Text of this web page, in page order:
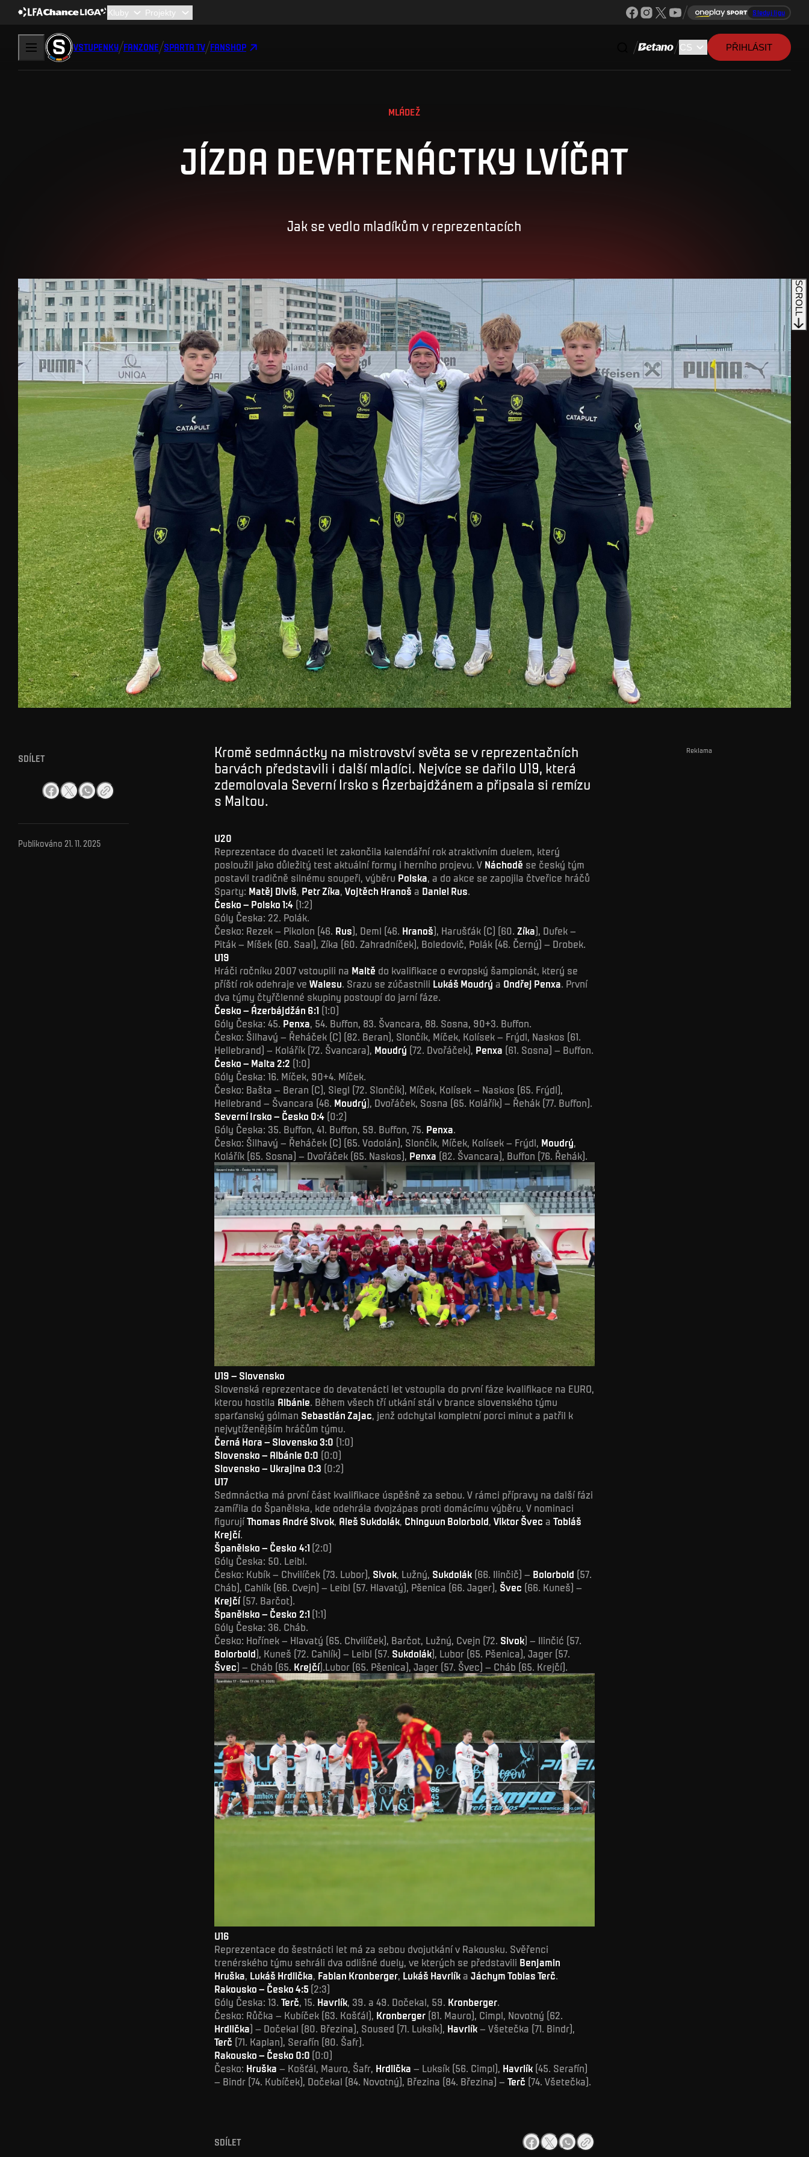
Sleduj ligu
VSTUPENKY FANZONE SPARTA TV FANSHOP PŘIHLÁSIT
MLÁDEŽ
JÍZDA DEVATENÁCTKY LVÍČAT
Jak se vedlo mladíkům v reprezentacích
SCROLL
SDÍLET
Publikováno 21. 11. 2025
Kromě sedmnáctky na mistrovství světa se v reprezentačních
barvách představili i další mladíci. Nejvíce se dařilo U19, která
zdemolovala Severní Irsko s Ázerbajdžánem a připsala si remízu
s Maltou.
U20
Reprezentace do dvaceti let zakončila kalendářní rok atraktivním duelem, který
posloužil jako důležitý test aktuální formy i herního projevu. V Náchodě se český tým
postavil tradičně silnému soupeři, výběru Polska, a do akce se zapojila čtveřice hráčů
Sparty: Matěj Diviš, Petr Zíka, Vojtěch Hranoš a Daniel Rus.
Česko – Polsko 1:4 (1:2)
Góly Česka: 22. Polák.
Česko: Rezek – Pikolon (46. Rus), Deml (46. Hranoš), Harušťák (C) (60. Zíka), Dufek –
Piták – Míšek (60. Saal), Zíka (60. Zahradníček), Boledovič, Polák (46. Černý) – Drobek.
U19
Hráči ročníku 2007 vstoupili na Maltě do kvalifikace o evropský šampionát, který se
příští rok odehraje ve Walesu. Srazu se zúčastnili Lukáš Moudrý a Ondřej Penxa. První
dva týmy čtyřčlenné skupiny postoupí do jarní fáze.
Česko – Ázerbájdžán 6:1 (1:0)
Góly Česka: 45. Penxa, 54. Buffon, 83. Švancara, 88. Sosna, 90+3. Buffon.
Česko: Šilhavý – Řeháček (C) (82. Beran), Slončík, Míček, Kolísek – Frýdl, Naskos (61.
Hellebrand) – Kolářík (72. Švancara), Moudrý (72. Dvořáček), Penxa (61. Sosna) – Buffon.
Česko – Malta 2:2 (1:0)
Góly Česka: 16. Míček, 90+4. Míček.
Česko: Bašta – Beran (C), Siegl (72. Slončík), Míček, Kolísek – Naskos (65. Frýdl),
Hellebrand – Švancara (46. Moudrý), Dvořáček, Sosna (65. Kolářík) – Řehák (77. Buffon).
Severní Irsko – Česko 0:4 (0:2)
Góly Česka: 35. Buffon, 41. Buffon, 59. Buffon, 75. Penxa.
Česko: Šilhavý – Řeháček (C) (65. Vodolán), Slončík, Míček, Kolísek – Frýdl, Moudrý,
Kolářík (65. Sosna) – Dvořáček (65. Naskos), Penxa (82. Švancara), Buffon (76. Řehák).
U19 – Slovensko
Slovenská reprezentace do devatenácti let vstoupila do první fáze kvalifikace na EURO,
kterou hostila Albánie . Během všech tří utkání stál v brance slovenského týmu
sparťanský gólman Sebastián Zajac , jenž odchytal kompletní porci minut a patřil k
nejvytíženějším hráčům týmu.
Černá Hora – Slovensko 3:0 (1:0)
Slovensko – Albánie 0:0 (0:0)
Slovensko – Ukrajina 0:3 (0:2)
U17
Sedmnáctka má první část kvalifikace úspěšně za sebou. V rámci přípravy na další fázi
zamířila do Španělska, kde odehrála dvojzápas proti domácímu výběru. V nominaci
figurujíThomas André Sivok Aleš Sukdolák Chinguun Bolorbold Viktor Švec a Tobiáš
Krejčí.
Španělsko – Česko 4:1 (2:0)
Góly Česka: 50. Leibl.
Česko: Kubík – Chvilíček (73. Lubor), Sivok , Lužný, Sukdolák (66. Ilinčič) – Bolorbold (57.
Cháb), Cahlík (66. Cvejn) – Leibl (57. Hlavatý), Pšenica (66. Jager), Švec (66. Kuneš) –
Krejčí(57. Barčot).
Španělsko – Česko 2:1 (1:1)
Góly Česka: 36. Cháb.
Česko: Hořínek – Hlavatý (65. Chvilíček), Barčot, Lužný, Cvejn (72. Sivok) – Ilinčić (57.
Bolorbold), Kuneš (72. Cahlík) – Leibl (57. Sukdolák), Lubor (65. Pšenica), Jager (57.
Švec) – Cháb (65. Krejčí).Lubor (65. Pšenica), Jager (57. Švec) – Cháb (65. Krejčí).
U16
Reprezentace do šestnácti let má za sebou dvojutkání v Rakousku. Svěřenci
trenérského týmu sehráli dva odlišné duely, ve kterých se představili Benjamin
Hruška, Lukáš Hrdlička, Fabian Kronberger, Lukáš Havrlík a Jáchym Tobias Terč.
Rakousko – Česko 4:5 (2:3)
Góly Česka: 13. Terč, 15. Havrlík, 39. a 49. Dočekal, 59. Kronberger.
Česko: Růčka – Kubíček (63. Košťál), Kronberger (81. Mauro), Cimpl, Novotný (62.
Hrdlička) – Dočekal (80. Březina), Soused (71. Luksík), Havrlík – Všetečka (71. Bindr),
Terč (71. Kaplan), Serafín (80. Šafr).
Rakousko – Česko 0:0 (0:0)
Česko: Hruška – Košťál, Mauro, Šafr, Hrdlička – Luksík (56. Cimpl), Havrlík (45. Serafín)
– Bindr (74. Kubíček), Dočekal (84. Novotný), Březina (84. Březina) – Terč (74. Všetečka).
SDÍLET
Reklama